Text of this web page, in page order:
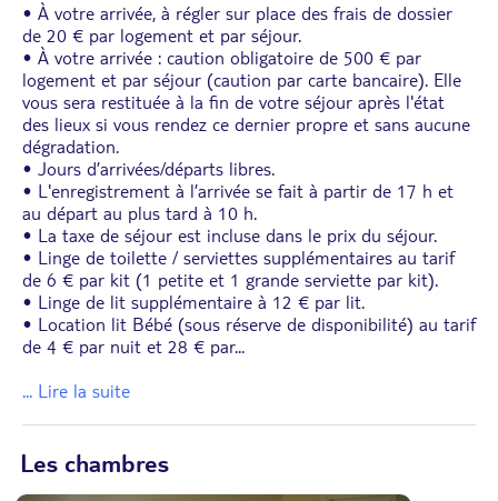
• À votre arrivée, à régler sur place des frais de dossier
de 20 € par logement et par séjour.
• À votre arrivée : caution obligatoire de 500 € par
logement et par séjour (caution par carte bancaire). Elle
vous sera restituée à la fin de votre séjour après l'état
des lieux si vous rendez ce dernier propre et sans aucune
dégradation.
• Jours d’arrivées/départs libres.
• L'enregistrement à l’arrivée se fait à partir de 17 h et
au départ au plus tard à 10 h.
• La taxe de séjour est incluse dans le prix du séjour.
• Linge de toilette / serviettes supplémentaires au tarif
de 6 € par kit (1 petite et 1 grande serviette par kit).
• Linge de lit supplémentaire à 12 € par lit.
• Location lit Bébé (sous réserve de disponibilité) au tarif
de 4 € par nuit et 28 € par...
... Lire la suite
Les chambres